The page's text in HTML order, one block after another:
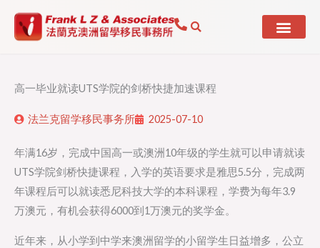
高一毕业就读UTS学院的剑桥快捷加速课程
法兰克留学移民事务所 2025-07-10
年满16岁，完成中国高一或澳洲10年级的学生就可以申请就读
UTS学院剑桥快捷课程，入学的英语要求是雅思5.5分，完成两
年课程后可以就读悉尼科技大学的本科课程，学费为每年3.9
万澳元，有机会获得6000到1万澳元的奖学金。
近年来，从小学到中学来澳洲留学的小留学生日益增多，公立